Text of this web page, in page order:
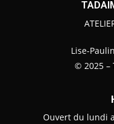
Lise-
© 2025 –
Ouvert du lundi